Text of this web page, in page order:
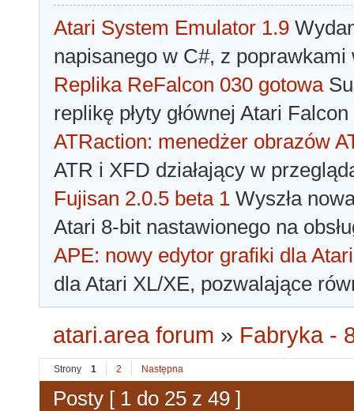
Atari System Emulator 1.9
napisanego w C#, z poprawkami
Replika ReFalcon 030 gotowa
replikę płyty głównej Atari
ATRaction: menedżer obrazów
ATR i XFD działający w
Fujisan 2.0.5 beta 1 Wyszła
Atari 8-bit nastawionego na
APE: nowy edytor grafiki dla Atari
dla Atari XL/XE, pozwalające
atari.area forum » Fabryka -
Strony 1 2 Następna
Posty [ 1 do 25 z 49 ]